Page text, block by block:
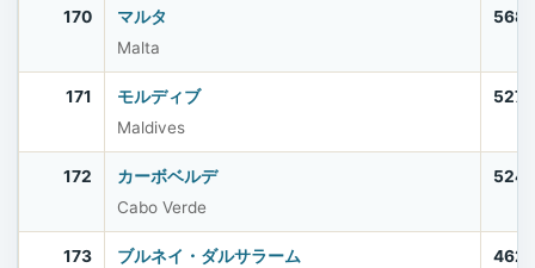
170
マルタ
Malta
171
モルディブ
Maldives
172
カーボベルデ
Cabo Verde
173
ブルネイ・ダルサラーム